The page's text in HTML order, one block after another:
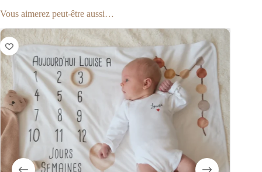
Vous aimerez peut-être aussi…